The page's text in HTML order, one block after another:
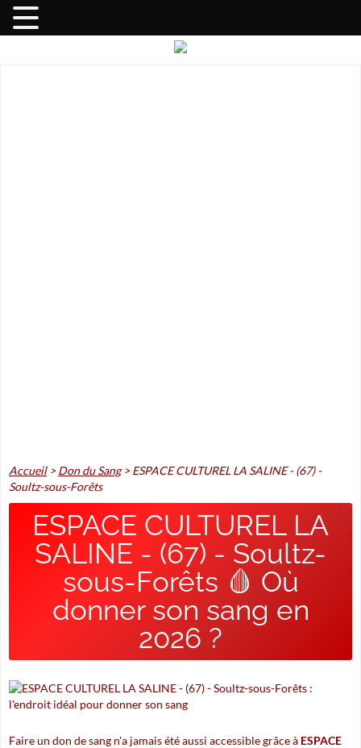
Accueil>Don du Sang>ESPACE CULTUREL LA SALINE - (67) -
Soultz-sous-Forêts
ESPACE CULTUREL LA
SALINE - (67) - Soultz-
sous-Forêts 🩸 Où
donner son sang en
2026 ?
Faire un don de sang n'a jamais été aussi accessible grâce à ESPACE